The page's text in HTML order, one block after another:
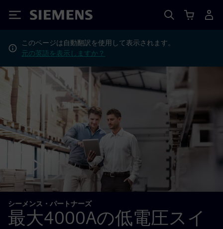
Siemens
このページは自動翻訳を使用して表示されます。
元の英語を表示しますか？
シーメンス・パートナーズ
最大4000Aの低電圧スイ